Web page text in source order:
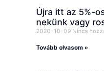
Újra itt az 5%-
nekünk vagy
2020-10-09 Nincs
Tovább olvasom »